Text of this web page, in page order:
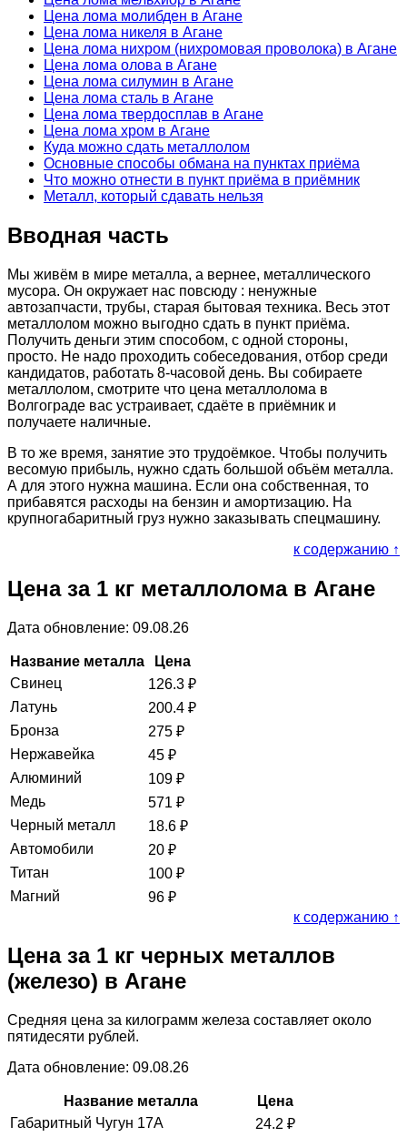
Цена лома молибден в Агане
Цена лома никеля в Агане
Цена лома нихром (нихромовая проволока) в Агане
Цена лома олова в Агане
Цена лома силумин в Агане
Цена лома сталь в Агане
Цена лома твердосплав в Агане
Цена лома хром в Агане
Куда можно сдать металлолом
Основные способы обмана на пунктах приёма
Что можно отнести в пункт приёма в приёмник
Металл, который сдавать нельзя
Вводная часть
Мы живём в мире металла, а вернее, металлического
мусора. Он окружает нас повсюду : ненужные
автозапчасти, трубы, старая бытовая техника. Весь этот
металлолом можно выгодно сдать в пункт приёма.
Получить деньги этим способом, с одной стороны,
просто. Не надо проходить собеседования, отбор среди
кандидатов, работать 8-часовой день. Вы собираете
металлолом, смотрите что цена металлолома в
Волгограде вас устраивает, сдаёте в приёмник и
получаете наличные.
В то же время, занятие это трудоёмкое. Чтобы получить
весомую прибыль, нужно сдать большой объём металла.
А для этого нужна машина. Если она собственная, то
прибавятся расходы на бензин и амортизацию. На
крупногабаритный груз нужно заказывать спецмашину.
к содержанию ↑
Цена за 1 кг металлолома в Агане
Дата обновление: 09.08.26
Название металла
Цена
Свинец
126.3 ₽
Латунь
200.4 ₽
Бронза
275 ₽
Нержавейка
45 ₽
Алюминий
109 ₽
Медь
571 ₽
Черный металл
18.6 ₽
Автомобили
20 ₽
Титан
100 ₽
Магний
96 ₽
к содержанию ↑
Цена за 1 кг черных металлов
(железо) в Агане
Средняя цена за килограмм железа составляет около
пятидесяти рублей.
Дата обновление: 09.08.26
Название металла
Цена
Габаритный Чугун 17А
24.2 ₽